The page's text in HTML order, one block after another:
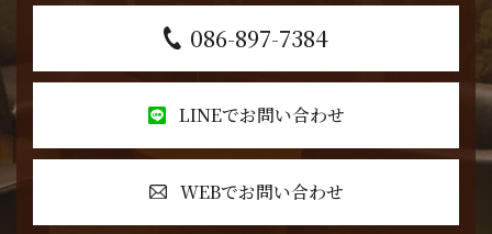
086-897-7384
LINEでお問い合わせ
WEBでお問い合わせ